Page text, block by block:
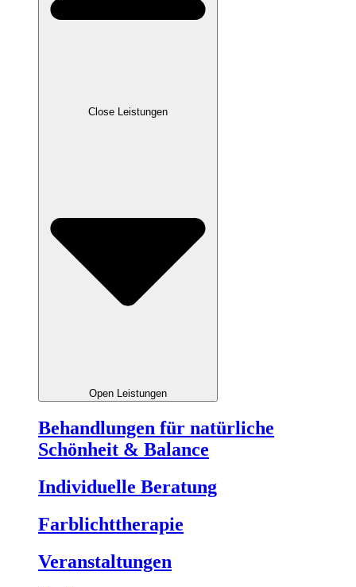
Close Leistungen
Open Leistungen
Behandlungen für natürliche
Schönheit & Balance
Individuelle Beratung
Farblichttherapie
Veranstaltungen